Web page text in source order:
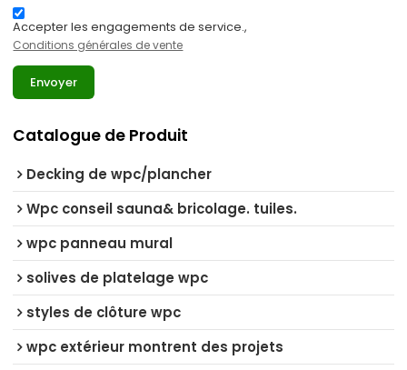
Accepter les engagements de service.,
Conditions générales de vente
Envoyer
Catalogue de Produit
Decking de wpc/plancher
Wpc conseil sauna& bricolage. tuiles.
wpc panneau mural
solives de platelage wpc
styles de clôture wpc
wpc extérieur montrent des projets